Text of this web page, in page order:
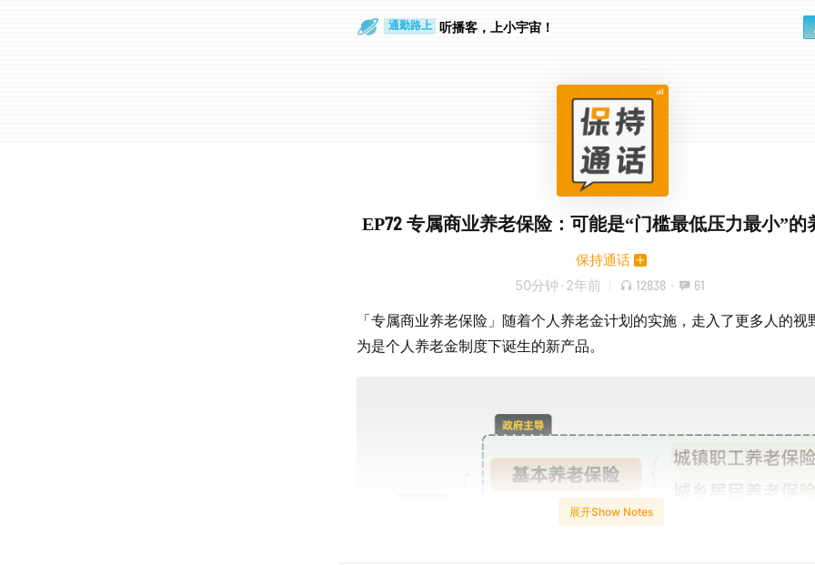
通勤路上 听播客，上小宇宙！
EP72 专属商业养老保险：可能是“门槛最低压力最小”的
保持通话
50分钟 · 2年前 12838 · 61
「专属商业养老保险」随着个人养老金计划的实施，走入了更多人的视
为是个人养老金制度下诞生的新产品。
展开Show Notes